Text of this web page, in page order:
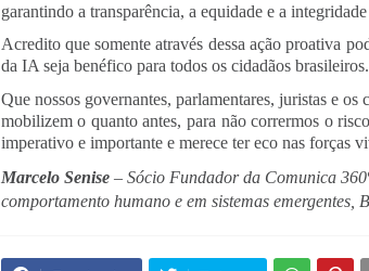
garantindo a transparência, a equidade e a
Acredito que somente através dessa ação proativa
da IA seja benéfico para todos os cidadãos brasileiros.
Que nossos governantes, parlamentares, juristas e
mobilizem o quanto antes, para não corrermos o
imperativo e importante e merece ter eco nas forças
Marcelo Senise– Sócio Fundador da Comunica
comportamento humano e em sistemas